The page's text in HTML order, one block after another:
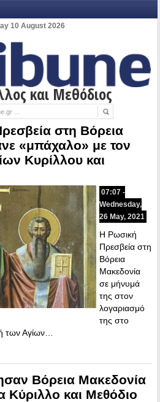
10 August 2026
και Μεθόδιος
στη Βόρεια
«μπάχαλο» με τον
Κυρίλλου και
07:07 -
Wednesday,
26 May, 2021
Η Ρωσική
Πρεσβεία στη
Βόρεια
Μακεδονία
σε μήνυμά
της στον
λογαριασμό
της στο
των Αγίων…
Βόρεια Μακεδονία
Κύριλλο και Μεθόδιο